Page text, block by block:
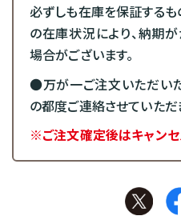
必ずしも在庫を保証するも
の在庫状況により、納期
場合がございます。
●万が一ご注文いただい
の都度ご連絡させていただ
※ご注文確定後はキャンセ